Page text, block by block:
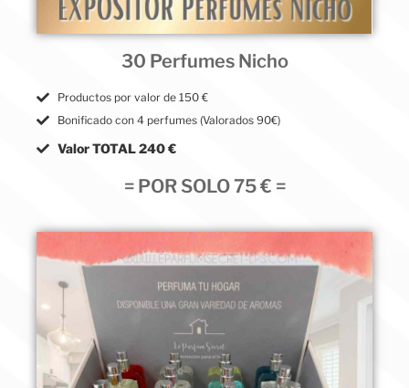
30 Perfumes Nicho
Productos por valor de 150 €
Bonificado con 4 perfumes (Valorados 90€)
Valor TOTAL 240 €
= POR SOLO 75 € =